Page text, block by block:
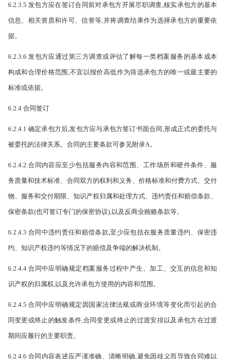
6.2.3.5 发包方应在签订合同前对承包方开展尽职调查,核实承包方的基本
信息、相关资质和许可、信誉等,并将调查结果作为选择承包方的重要依
据。
6.2.3.6 发包方应通过第三方调查或评估了解每一类档案服务的基本成本
构成和合理价格范围,不宜以报价高低作为筛选承包方的唯一或最主要的
标准或依据。
6.2.4 合同签订
6.2.4.1 确定承包方后,发包方应与承包方签订书面合同,形成正式的委托与
被委托的法律关系。合同的主要条款可参见附录A。
6.2.4.2 合同内容应至少包括服务内容和范围、工作场所和硬件条件、服
务质量和技术标准、合同双方的权利和义务、价格标准和付费方式、交付
物、服务和交付期限、知识产权归属和处理方式、违约责任和赔偿条款、
保密条款(也可签订专门的保密协议),以及反商业贿赂条款等。
6.2.4.3 合同中违约责任和赔偿条款,至少应包括在服务质量违约、保密违
约、知识产权违约等情况下的赔偿及争端的解决机制。
6.2.4.4 合同中应明确规定档案服务过程中产生、加工、交互的信息和知
识产权的归属权,以及允许承包方使用的内容和范围。
6.2.4.5 合同中应明确规定因国家法律法规或商业环境等变化而引起的合
同变更或终止的触发条件, 合同变更或终止的过渡安排以及承包方在过渡
期间应履行的主要职责。
6.2.4.6 合同内容表述应严谨准确、清晰明确,避免因歧义而导致合同难以